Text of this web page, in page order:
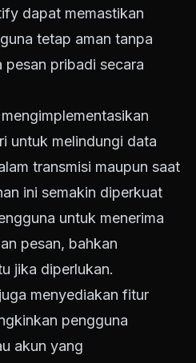
dapat memastikan
tetap aman tanpa
pesan pribadi secara
untuk melindungi data
transmisi maupun saat
ini semakin diperkuat
untuk menerima
pesan, bahkan
jika diperlukan.
menyediakan fitur
pengguna
akun yang